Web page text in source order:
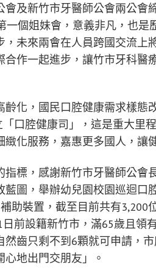
及新竹市牙醫師公會兩公會
個姐妹會，意義非凡，也是
未來兩會在人員跨國交流上
作一起進步，讓竹市牙科醫
化，國民口腔健康需求樣態
口腔健康司」，這是重大里
化服務，嘉惠更多國人，讓
標，感謝新竹市牙醫師公會
圖，舉辦幼兒園校園巡迴口
助裝置，截至目前共有3,200
前設籍新竹市，滿65歲且領
齒只剩不到6顆就可申請，
地出門交朋友」。